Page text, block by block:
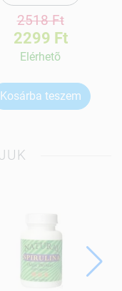
2518 Ft
2299 Ft
Elérhetõ
Kosárba teszem